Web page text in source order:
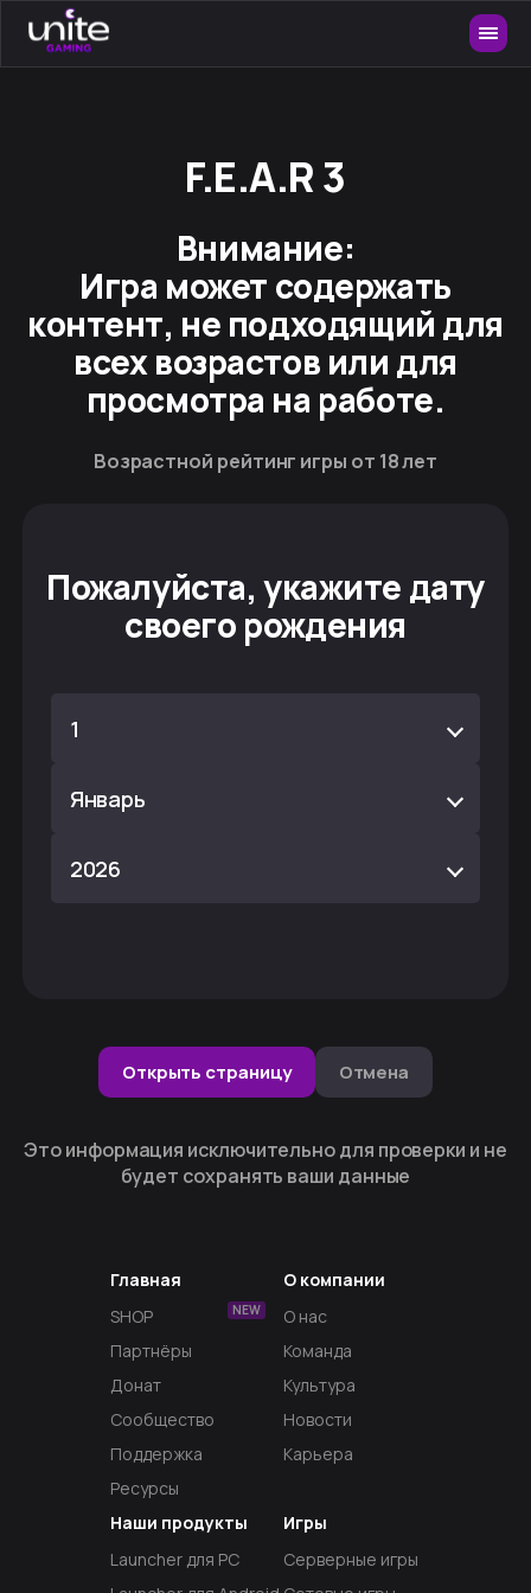
F.E.A.R 3
Внимание:
Игра может содержать
контент, не подходящий для
всех возрастов или для
просмотра на работе.
Возрастной рейтинг игры от 18 лет
Пожалуйста, укажите дату
своего рождения
1
Январь
2026
Открыть страницу Отмена
Это информация исключительно для проверки и не
будет сохранять ваши данные
Главная
SHOP
NEW
Партнёры
Донат
Сообщество
Поддержка
Ресурсы
Наши продукты
Launcher для PC
Игры
Серверные игры
О компании
О нас
Команда
Культура
Новости
Карьера